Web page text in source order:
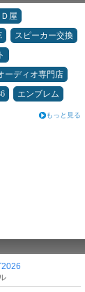
屋
スピーカー交換
ーディオ専門店
エンブレム
もっと見る
2026